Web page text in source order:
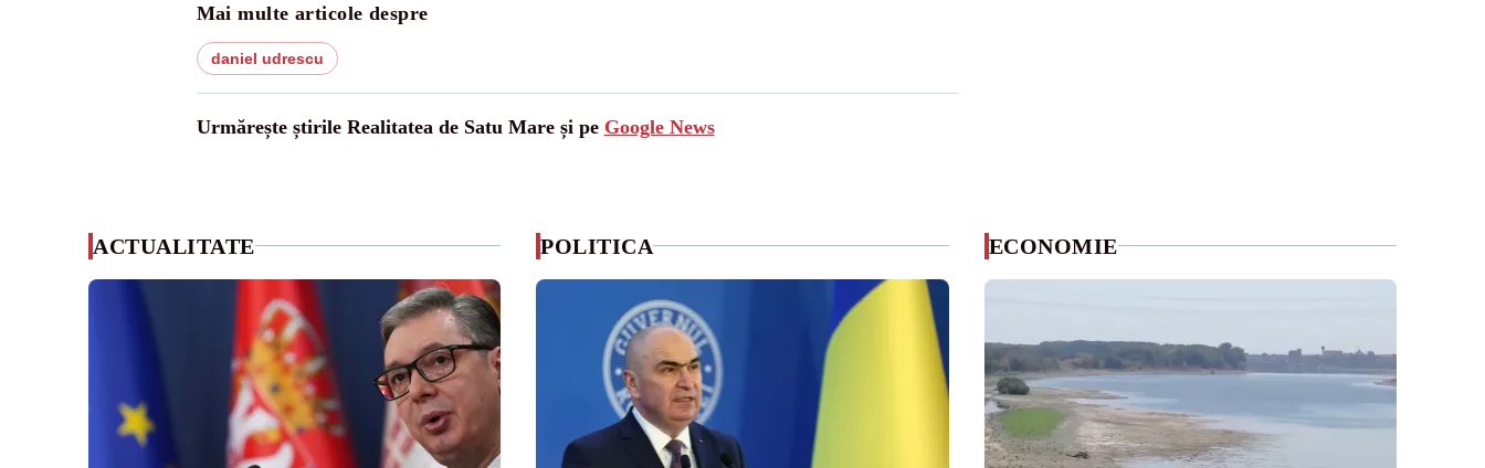
Mai multe articole despre
daniel udrescu
Urmărește știrile Realitatea de Satu Mare și pe Google News
ACTUALITATE POLITICA ECONOMIE